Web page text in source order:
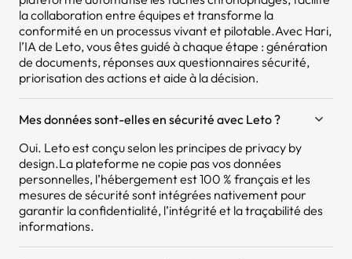
la collaboration entre équipes et transforme la
conformité en un processus vivant et pilotable.Avec Hari,
l’IA de Leto, vous êtes guidé à chaque étape : génération
de documents, réponses aux questionnaires sécurité,
priorisation des actions et aide à la décision.
Mes données sont-elles en sécurité avec Leto ?
Oui. Leto est conçu selon les principes de privacy by
design.La plateforme ne copie pas vos données
personnelles, l’hébergement est 100 % français et les
mesures de sécurité sont intégrées nativement pour
garantir la confidentialité, l’intégrité et la traçabilité des
informations.